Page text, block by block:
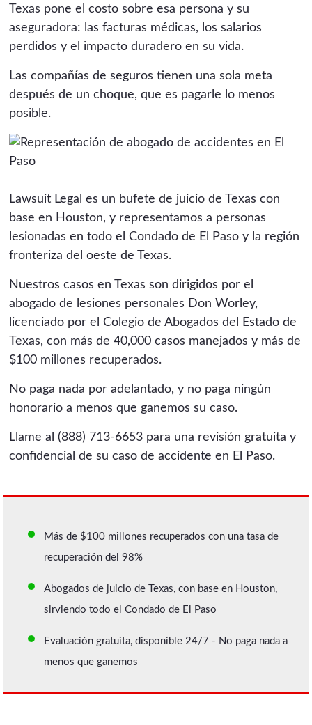
Texas pone el costo sobre esa persona y su
aseguradora: las facturas médicas, los salarios
perdidos y el impacto duradero en su vida.
Las compañías de seguros tienen una sola meta
después de un choque, que es pagarle lo menos
posible.
Lawsuit Legal es un bufete de juicio de Texas con
base en Houston, y representamos a personas
lesionadas en todo el Condado de El Paso y la región
fronteriza del oeste de Texas.
Nuestros casos en Texas son dirigidos por el
abogado de lesiones personales Don Worley,
licenciado por el Colegio de Abogados del Estado de
Texas, con más de 40,000 casos manejados y más de
$100 millones recuperados.
No paga nada por adelantado, y no paga ningún
honorario a menos que ganemos su caso.
Llame al (888) 713-6653 para una revisión gratuita y
confidencial de su caso de accidente en El Paso.
Más de $100 millones recuperados con una tasa de
recuperación del 98%
Abogados de juicio de Texas, con base en Houston,
sirviendo todo el Condado de El Paso
Evaluación gratuita, disponible 24/7 - No paga nada a
menos que ganemos